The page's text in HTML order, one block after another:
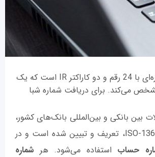
شناسه حساب بانکی ایران که به اختصار «شبا» نامیده می‌شود، شماره‌ای با 24 رقم و دو کاراکتر IR​ است که یک
می‌کند. برای دریافت شماره شبا
بین بانکی و بین‌المللی بانک‌های کشور،
توسط بانک مرکزی جمهوری اسلامی ایران و مطابق با استاندارد 13616-ISO، تعریف و تبیین شده است و در
حساب استفاده می‌شود. هر شماره